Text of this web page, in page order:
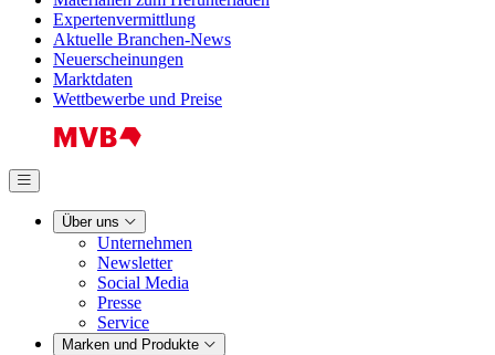
Expertenvermittlung
Aktuelle Branchen-News
Neuerscheinungen
Marktdaten
Wettbewerbe und Preise
Über uns
Unternehmen
Newsletter
Social Media
Presse
Service
Marken und Produkte